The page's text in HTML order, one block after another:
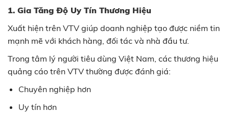
1. Gia Tăng Độ Uy Tín Thương Hiệu
Xuất hiện trên VTV giúp doanh nghiệp tạo được niềm tin
mạnh mẽ với khách hàng, đối tác và nhà đầu tư.
Trong tâm lý người tiêu dùng Việt Nam, các thương hiệu
quảng cáo trên VTV thường được đánh giá:
Chuyên nghiệp hơn
Uy tín hơn